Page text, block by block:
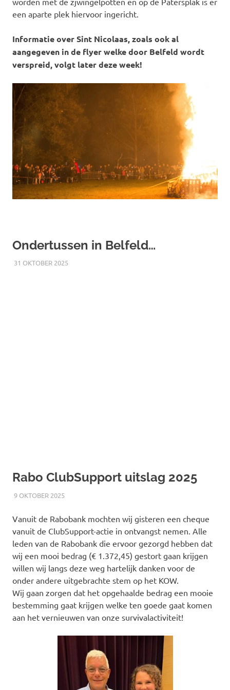
een aparte plek hiervoor ingericht.
Informatie over Sint Nicolaas, zoals ook al
aangegeven in de flyer welke door Belfeld wordt
verspreid, volgt later deze week!
Ondertussen in Belfeld…
31 OKTOBER 2025RICK
NIEUWS
Rabo ClubSupport uitslag 2025
9 OKTOBER 2025RICK
NIEUWS
Vanuit de Rabobank mochten wij gisteren een cheque
vanuit de ClubSupport-actie in ontvangst nemen. Alle
leden van de Rabobank die ervoor gezorgd hebben dat
wij een mooi bedrag (€ 1.372,45) gestort gaan krijgen
willen wij langs deze weg hartelijk danken voor de
onder andere uitgebrachte stem op het KOW.
Wij gaan zorgen dat het opgehaalde bedrag een mooie
bestemming gaat krijgen welke ten goede gaat komen
aan het vernieuwen van onze survivalactiviteit!